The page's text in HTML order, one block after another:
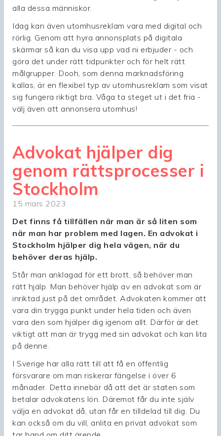
alla dessa människor.
Idag kan även utomhusreklam vara med digital och
rörlig. Genom att hyra annonsplats på digitala
skärmar så kan du visa upp vad ni erbjuder - och
göra det under rätt tidpunkter och för helt rätt
målgrupper. Dooh, som denna marknadsföring
kallas, är en flexibel typ av utomhusreklam som visat
sig fungera riktigt bra. Våga ta steget ut i det fria -
välj även att annonsera utomhus!
Advokat hjälper dig
genom rättsprocesser i
Stockholm
15 mars 2023
Det finns få tillfällen när man är så liten som
när man har problem med lagen. En advokat i
Stockholm hjälper dig hela vägen, när du
behöver deras hjälp.
Står man anklagad för ett brott, så behöver man
rätt hjälp. Man behöver hjälp av en advokat som är
inriktad just på det området. Advokaten kommer att
vara din trygga punkt under hela tiden och även
vara den som hjälper dig igenom allt. Därför är det
viktigt att man är trygg med sin advokat och kan lita
på denne.
I Sverige har alla rätt till att få en offentlig
försvarare om man riskerar fängelse i över 6
månader. Detta innebär då att det är staten som
betalar advokatens lön. Däremot får du inte själv
välja en advokat då, utan får en tilldelad till dig. Du
kan också om du vill, anlita en privat advokat som